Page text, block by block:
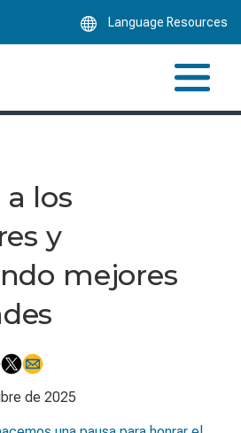
Language Resources
los
y
mejores
de 2025